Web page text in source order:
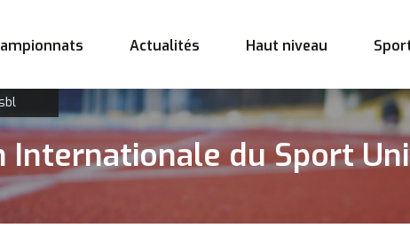
Actualités Haut niveau
Internationale du Sport